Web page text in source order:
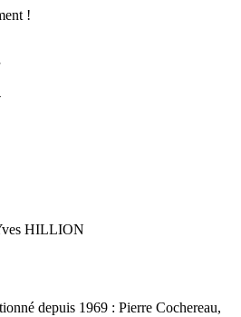
!
HILLION
depuis 1969 : Pierre Cochereau,